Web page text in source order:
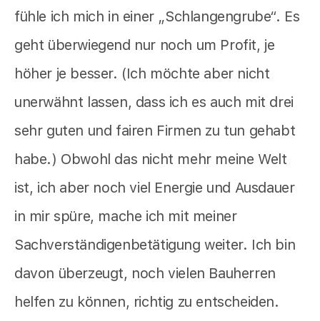
fühle ich mich in einer „Schlangengrube“. Es
geht überwiegend nur noch um Profit, je
höher je besser. (Ich möchte aber nicht
unerwähnt lassen, dass ich es auch mit drei
sehr guten und fairen Firmen zu tun gehabt
habe.) Obwohl das nicht mehr meine Welt
ist, ich aber noch viel Energie und Ausdauer
in mir spüre, mache ich mit meiner
Sachverständigenbetätigung weiter. Ich bin
davon überzeugt, noch vielen Bauherren
helfen zu können, richtig zu entscheiden.